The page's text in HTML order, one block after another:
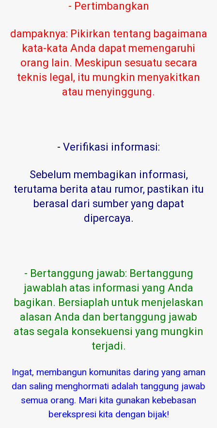
- Pertimbangkan
dampaknya: Pikirkan tentang bagaimana
kata-kata Anda dapat memengaruhi
orang lain. Meskipun sesuatu secara
teknis legal, itu mungkin menyakitkan
atau menyinggung.
- Verifikasi informasi:
Sebelum membagikan informasi,
terutama berita atau rumor, pastikan itu
berasal dari sumber yang dapat
dipercaya.
- Bertanggung jawab: Bertanggung
jawablah atas informasi yang Anda
bagikan. Bersiaplah untuk menjelaskan
alasan Anda dan bertanggung jawab
atas segala konsekuensi yang mungkin
terjadi.
Ingat, membangun komunitas daring yang aman
dan saling menghormati adalah tanggung jawab
semua orang. Mari kita gunakan kebebasan
berekspresi kita dengan bijak!